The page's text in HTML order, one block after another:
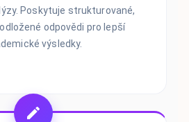
Poskytuje strukturované,
odpovědi pro lepší
výsledky.